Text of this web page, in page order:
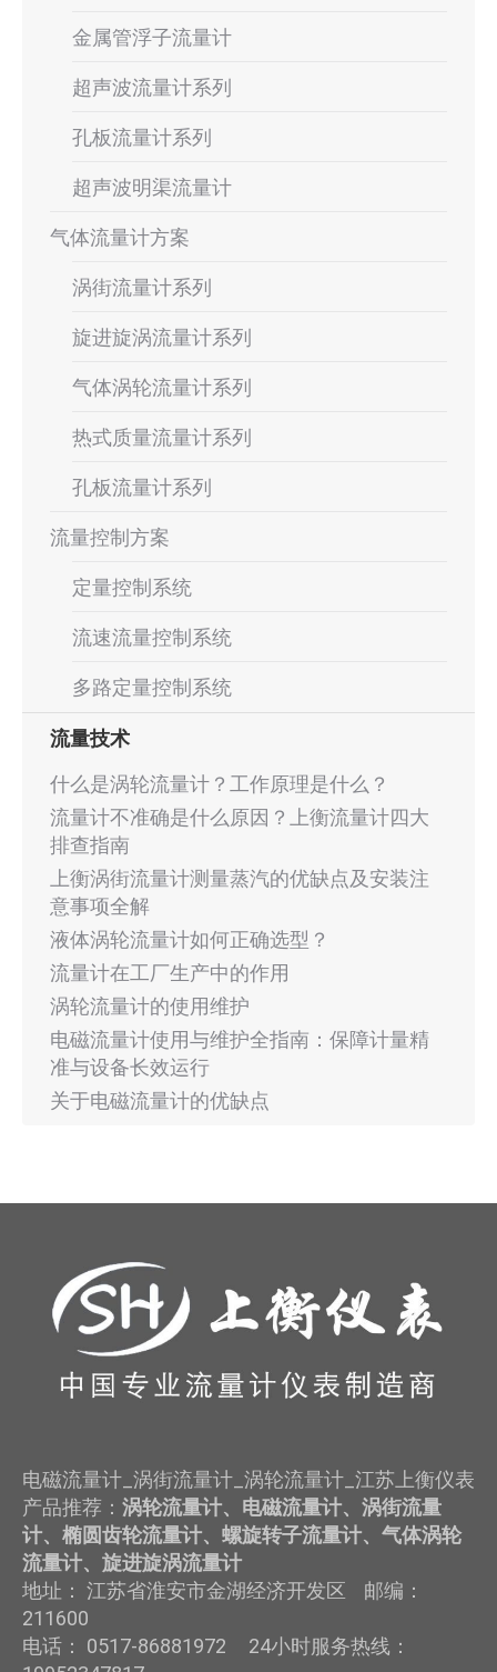
金属管浮子流量计
超声波流量计系列
孔板流量计系列
超声波明渠流量计
气体流量计方案
涡街流量计系列
旋进旋涡流量计系列
气体涡轮流量计系列
热式质量流量计系列
孔板流量计系列
流量控制方案
定量控制系统
流速流量控制系统
多路定量控制系统
流量技术
什么是涡轮流量计？工作原理是什么？
流量计不准确是什么原因？上衡流量计四大
排查指南
上衡涡街流量计测量蒸汽的优缺点及安装注
意事项全解
液体涡轮流量计如何正确选型？
流量计在工厂生产中的作用
涡轮流量计的使用维护
电磁流量计使用与维护全指南：保障计量精
准与设备长效运行
关于电磁流量计的优缺点
电磁流量计_涡街流量计_涡轮流量计_江苏上衡仪表
产品推荐： 涡轮流量计、电磁流量计、涡街流量
计、椭圆齿轮流量计、螺旋转子流量计、气体涡轮
流量计、旋进旋涡流量计
地址： 江苏省淮安市金湖经济开发区 邮编：
211600
电话： 0517-86881972 24小时服务热线：